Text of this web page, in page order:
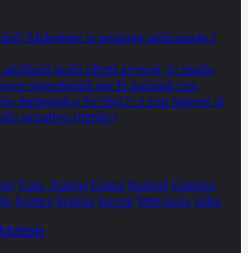
si propaga utilizzando i
attribuiti molti effetti avversi, lo studio
opportunità per le pazienti con
metastatico hr+/her2- e con tumore al
negativo (mtnbc)
Com. Stampa Epatiti featured Genetica
Science Scienza vaccini Veterinaria video